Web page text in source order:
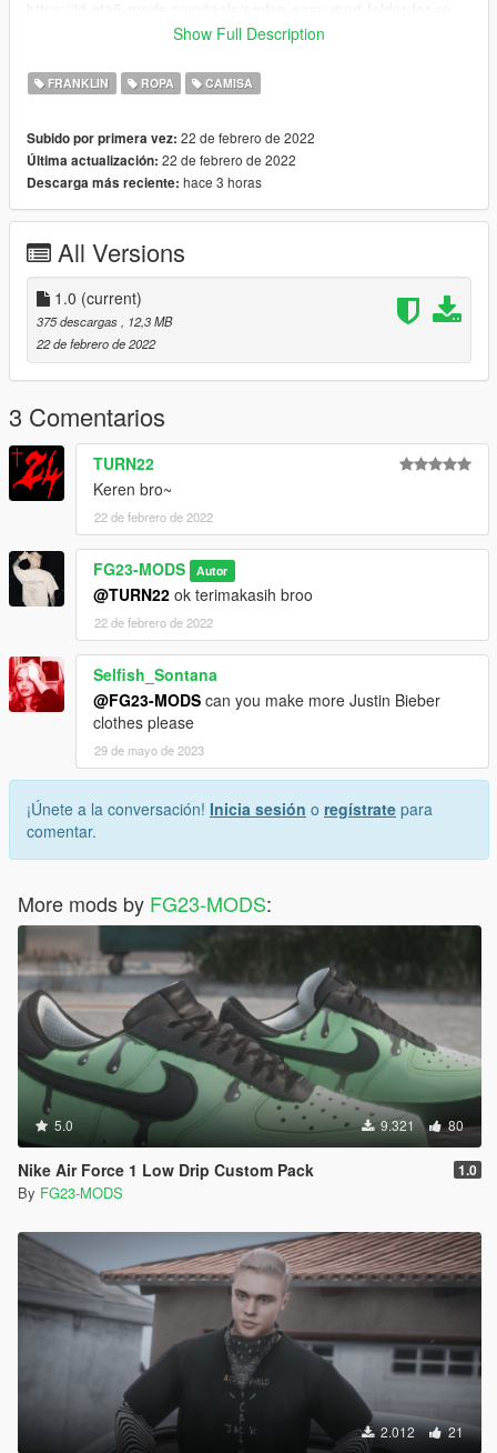
𝗜𝗡𝗦𝗧𝗔𝗟𝗟𝗔𝗧𝗜𝗢𝗡 : Drag and drop contents from "TEXTURE"
into
ayer_one"
𝗖𝗥𝗘𝗗𝗜𝗧 : - OOTD SUPPLY BRAND
Show Full Description
FRANKLIN ROPA CAMISA
Subido por primera vez: 22 de febrero de 2022
Última actualización: 22 de febrero de 2022
Descarga más reciente: hace 3 horas
All Versions
1.0 (current)
375 descargas
, 12,3 MB
22 de febrero de 2022
3 Comentarios
TURN22
Keren bro~
22 de febrero de 2022
FG23-MODS Autor
@TURN22 ok terimakasih broo
22 de febrero de 2022
Selfish_Sontana
@FG23-MODS can you make more Justin Bieber
clothes please
29 de mayo de 2023
¡Únete a la conversación! Inicia sesión o regístrate para
comentar.
More mods by FG23-MODS:
5.0 9.321 80
Nike Air Force 1 Low Drip Custom Pack 1.0
By FG23-MODS
2.012 21